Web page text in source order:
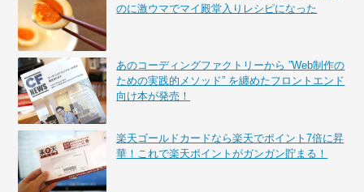
のに激ウマでマイ殿堂入りレシピになった
あのコーディングファクトリーから ”Web制作の
ための実践的メソッド” を纏めたフロントエンド
向け本が発売！
楽天ゴールドカードなら楽天でポイント7倍に昇
華！これで楽天ポイントがガンガン貯まる！